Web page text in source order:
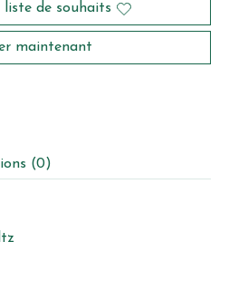
de souhaits
maintenant
(0)